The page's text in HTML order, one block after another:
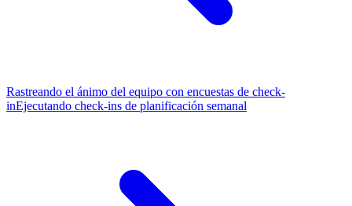
Rastreando el ánimo del equipo con encuestas de check-
inEjecutando check-ins de planificación semanal